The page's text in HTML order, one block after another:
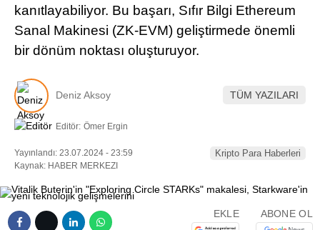
kanıtlayabiliyor. Bu başarı, Sıfır Bilgi Ethereum
Sanal Makinesi (ZK-EVM) geliştirmede önemli
bir dönüm noktası oluşturuyor.
Deniz Aksoy TÜM YAZILARI
Editör: Ömer Ergin
Yayınlandı: 23.07.2024 - 23:59
Kaynak: HABER MERKEZI
Kripto Para Haberleri
EKLE ABONE OL